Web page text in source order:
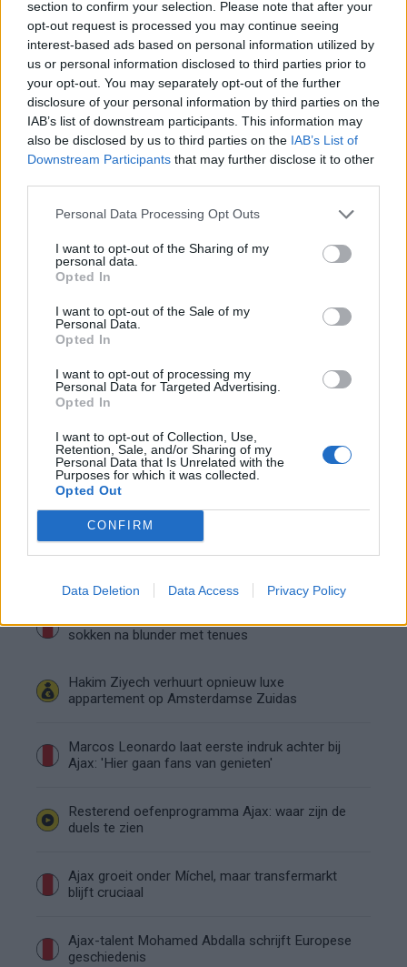
section to confirm your selection. Please note that after your
opt-out request is processed you may continue seeing
interest-based ads based on personal information utilized by
us or personal information disclosed to third parties prior to
your opt-out. You may separately opt-out of the further
disclosure of your personal information by third parties on the
IAB’s list of downstream participants. This information may
also be disclosed by us to third parties on the IAB’s List of
Downstream Participants that may further disclose it to other
Personal Data Processing Opt Outs
I want to opt-out of the Sharing of my
personal data.
Opted In
I want to opt-out of the Sale of my
Personal Data.
Opted In
I want to opt-out of processing my
Personal Data for Targeted Advertising.
Opted In
I want to opt-out of Collection, Use,
Retention, Sale, and/or Sharing of my
Personal Data that Is Unrelated with the
Purposes for which it was collected.
Opted Out
CONFIRM
Data Deletion Data Access Privacy Policy
Naast de sportieve ontwikkelingen kreeg Ajax onlangs ook te
maken met belangrijk nieuws buiten het veld. Zo werd bekend
dat Ziggo na het seizoen 2026/2027 stopt als hoofdsponsor
van de club, waarmee een langdurige samenwerking ten einde
komt.
Voor nu ligt de focus echter volledig op het veld. Met een
nieuwe trainer, enkele nieuwe gezichten en vroege Europese
verplichtingen wacht Ajax een zomer waarin de basis moet
worden gelegd voor een succesvol seizoen.
Internationale kijkers reageren op de sterke overwinning van
Nederland.
Ajax Feyenoord
los
boven Oranje
Dit verdient Dusan Tadic bij NEC: salaris en
contractdetails
Ajax dicht bij komst Arokodare: huurdeal met
sokken na blunder met tenues
Hakim Ziyech verhuurt opnieuw luxe
appartement op Amsterdamse Zuidas
Marcos Leonardo laat eerste indruk achter bij
Ajax: 'Hier gaan fans van genieten'
Resterend oefenprogramma Ajax: waar zijn de
duels te zien
Ajax groeit onder Míchel, maar transfermarkt
blijft cruciaal
Ajax-talent Mohamed Abdalla schrijft Europese
geschiedenis